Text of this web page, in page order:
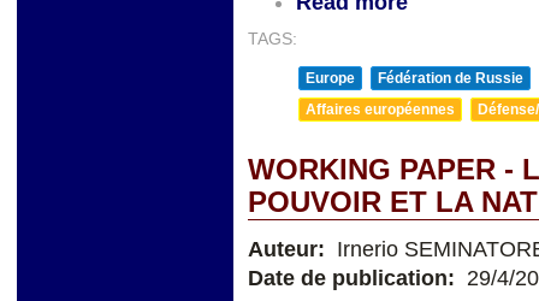
TAGS:
Europe
Fédération de Russie
Affaires européennes
WORKING PAPER -
POUVOIR ET LA
Auteur: Irnerio
Date de publication: 29/4/